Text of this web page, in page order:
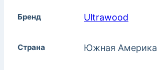
Бренд Ultrawood
Страна Южная Америка